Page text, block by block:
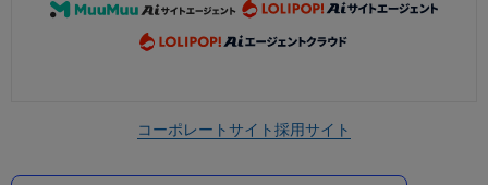
コーポレートサイト採用サイト